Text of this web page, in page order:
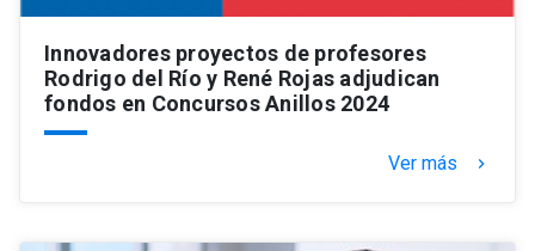
Innovadores proyectos de profesores
Rodrigo del Río y René Rojas adjudican
fondos en Concursos Anillos 2024
Ver más keyboard_arrow_right